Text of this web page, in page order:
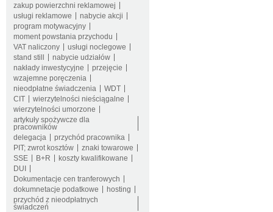
zakup powierzchni reklamowej
usługi reklamowe
nabycie akcji
program motywacyjny
moment powstania przychodu
VAT naliczony
usługi noclegowe
stand still
nabycie udziałów
nakłady inwestycyjne
przejęcie
wzajemne poręczenia
nieodpłatne świadczenia
WDT
CIT
wierzytelności nieściągalne
wierzytelności umorzone
artykuły spożywcze dla
pracowników
delegacja
przychód pracownika
PIT; zwrot kosztów
znaki towarowe
SSE
B+R
koszty kwalifikowane
DUI
Dokumentacje cen tranferowych
dokumnetacje podatkowe
hosting
przychód z nieodpłatnych
świadczeń